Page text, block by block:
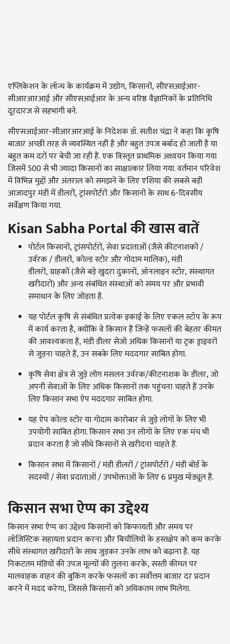
एप्लिकेशन के लॉन्च के कार्यक्रम में उद्योग, किसानों, सीएसआईआर-
सीआरआरआई और सीएसआईआर के अन्य वरिष्ठ वैज्ञानिकों के प्रतिनिधि
दूरदारज से सहभागी बने.
सीएसआईआर-सीआरआरआई के निदेशक डॉ. सतीश चंद्रा ने कहा कि कृषि
बाजार अच्छी तरह से व्यवस्थित नहीं है और बहुत उपज बर्बाद हो जाती है या
बहुत कम दरों पर बेची जा रही हैं. एक विस्तृत प्राथमिक अध्ययन किया गया
जिसमें 500 से भी ज्यादा किसानों का साक्षात्कार लिया गया. वर्तमान परिवेश
में विभिन्न मुद्दों और अंतराल को समझने के लिए एशिया की सबसे बड़ी
आजादपुर मंडी में डीलरों, ट्रांसपोर्टरों और किसानों के साथ 6-दिवसीय
सर्वेक्षण किया गया.
Kisan Sabha Portalकी खास बातें
पोर्टल किसानों, ट्रांसपोर्टरों, सेवा प्रदाताओं (जैसे कीटनाशकों /
उर्वरक / डीलरों, कोल्ड स्टोर और गोदाम मालिक), मंडी
डीलरों, ग्राहकों (जैसे बड़े खुदरा दुकानों, ऑनलाइन स्टोर, संस्थागत
खरीदारों) और अन्य संबंधित संस्थाओं को समय पर और प्रभावी
समाधान के लिए जोड़ता है.
यह पोर्टल कृषि से संबंधित प्रत्येक इकाई के लिए एकल स्टॉप के रूप
में कार्य करता है, क्योंकि वे किसान हैं जिन्हें फसलों की बेहतर कीमत
की आवश्यकता है, मंडी डीलर सेजो अधिक किसानों या ट्रक ड्राइवरों
से जुड़ना चाहते हैं, उन सबके लिए मददगार साबित होगा.
कृषि सेवा क्षेत्र से जुड़े लोग मसलन उर्वरक/कीटनाशक के डीलर, जो
अपनी सेवाओं के लिए अधिक किसानों तक पहुंचना चाहते हैं उनके
लिए किसान सभा ऐप मददगार साबित होगा.
यह ऐप कोल्ड स्टोर या गोदाम कारोबार से जुड़े लोगों के लिए भी
उपयोगी साबित होगा. किसान सभा उन लोगों के लिए एक मंच भी
प्रदान करता है जो सीधे किसानों से खरीदना चाहते हैं.
किसान सभा में किसानों / मंडी डीलरों / ट्रांसपोर्टरों / मंडी बोर्ड के
सदस्यों / सेवा प्रदाताओं / उपभोक्ताओं के लिए 6 प्रमुख मॉड्यूल हैं.
किसानसभाऐप्पका उद्देश्य
किसान सभा ऐप्प का उद्देश्य किसानों को किफायती और समय पर
लॉजिस्टिक सहायता प्रदान करना और बिचौलियों के हस्तक्षेप को कम करके
सीधे संस्थागत खरीदारों के साथ जुड़कर उनके लाभ को बढ़ाना है. यह
निकटतम मंडियों की उपज मूल्यों की तुलना करके, सस्ती कीमत पर
मालवाहक वाहन की बुकिंग करके फसलों का सर्वोत्तम बाजार दर प्रदान
करने में मदद करेगा, जिससे किसानों को अधिकतम लाभ मिलेगा.